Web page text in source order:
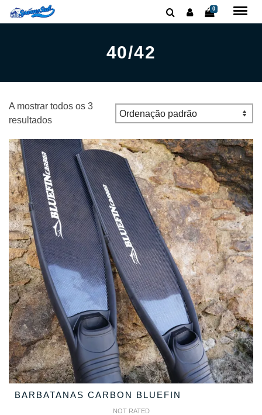
0
40/42
A mostrar todos os 3
resultados
BARBATANAS CARBON BLUEFIN
NOT RATED